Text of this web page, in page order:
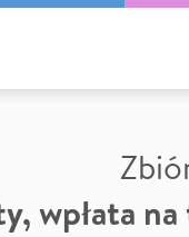
wpłata